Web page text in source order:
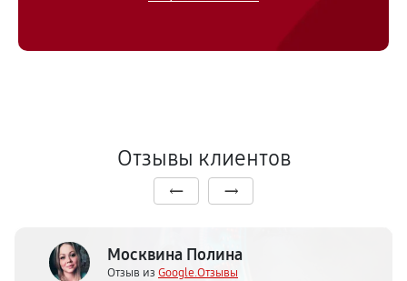
Отзывы клиентов
Москвина Полина
Отзыв из Google.Отзывы